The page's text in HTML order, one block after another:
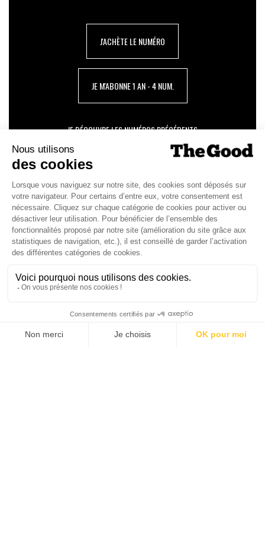
J'ACHÈTE LE NUMÉRO
JE M'ABONNE 1 AN - 4 NUM.
JE DÉCOUVRE LES NUMÉROS PRÉCÉDENTS
Je suis déjà abonné(e) :
version digitale
SUIVEZ-NOUS